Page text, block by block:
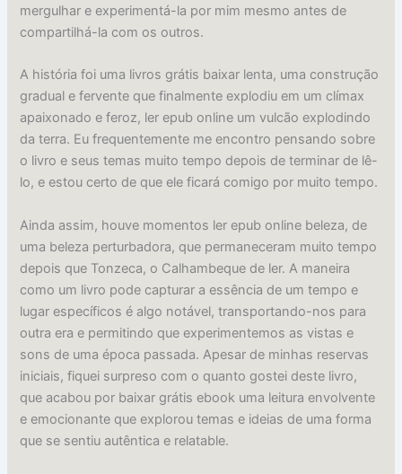
mergulhar e experimentá-la por mim mesmo antes de
compartilhá-la com os outros.
A história foi uma livros grátis baixar lenta, uma construção
gradual e fervente que finalmente explodiu em um clímax
apaixonado e feroz, ler epub online um vulcão explodindo
da terra. Eu frequentemente me encontro pensando sobre
o livro e seus temas muito tempo depois de terminar de lê-
lo, e estou certo de que ele ficará comigo por muito tempo.
Ainda assim, houve momentos ler epub online beleza, de
uma beleza perturbadora, que permaneceram muito tempo
depois que Tonzeca, o Calhambeque de ler. A maneira
como um livro pode capturar a essência de um tempo e
lugar específicos é algo notável, transportando-nos para
outra era e permitindo que experimentemos as vistas e
sons de uma época passada. Apesar de minhas reservas
iniciais, fiquei surpreso com o quanto gostei deste livro,
que acabou por baixar grátis ebook uma leitura envolvente
e emocionante que explorou temas e ideias de uma forma
que se sentiu autêntica e relatable.